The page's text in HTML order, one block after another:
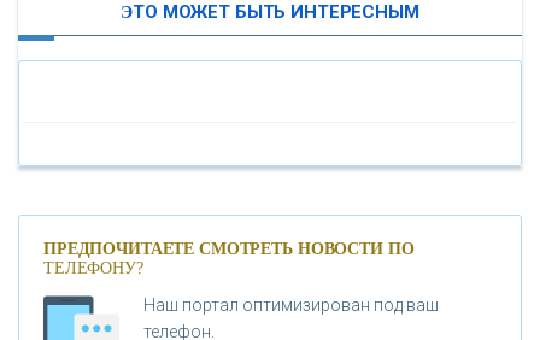
«БАНК САНКТ-ПЕТЕРБУРГ»
«ПРОМСВЯЗЬБАНК»
«НОВИКОМБАНК»
ЭТО МОЖЕТ БЫТЬ ИНТЕРЕСНЫМ
ПРЕДПОЧИТАЕТЕ СМОТРЕТЬ НОВОСТИ ПО
ТЕЛЕФОНУ?
Наш портал оптимизирован под ваш
телефон.